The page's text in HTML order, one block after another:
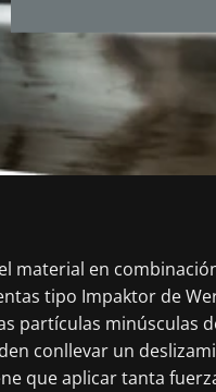
material en
tipo Impaktor de
partículas minúsculas
conllevar un
que aplicar tanta